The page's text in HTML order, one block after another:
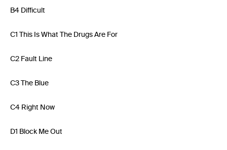
B4 Difficult
C1 This Is What The Drugs Are For
C2 Fault Line
C3 The Blue
C4 Right Now
D1 Block Me Out